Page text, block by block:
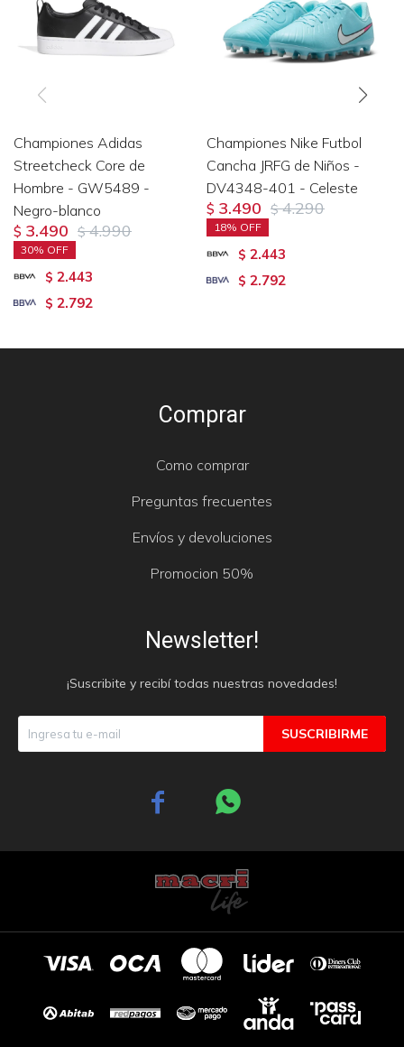
Championes Adidas
Streetcheck Core de
Hombre - GW5489 -
Negro-blanco
$ 3.490 $ 4.990
30
$ 2.443
$ 2.792
Championes Nike Futbol
Cancha JRFG de Niños -
DV4348-401 - Celeste
$ 3.490 $ 4.290
18
$ 2.443
$ 2.792
Comprar
Como comprar
Preguntas frecuentes
Envíos y devoluciones
Promocion 50%
Newsletter!
¡Suscribite y recibí todas nuestras novedades!
SUSCRIBIRME
 